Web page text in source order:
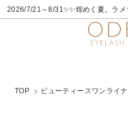
2026/7/21～8/31 ✨✨煌めく夏。ラ
TOP ビューティースワンライ